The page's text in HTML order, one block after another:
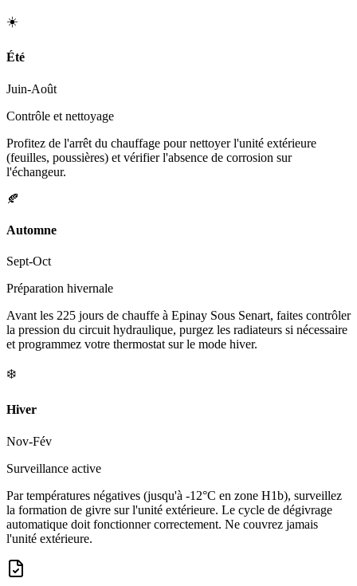
☀️
Été
Juin-Août
Contrôle et nettoyage
Profitez de l'arrêt du chauffage pour nettoyer l'unité extérieure
(feuilles, poussières) et vérifier l'absence de corrosion sur
l'échangeur.
🍂
Automne
Sept-Oct
Préparation hivernale
Avant les 225 jours de chauffe à Epinay Sous Senart, faites contrôler
la pression du circuit hydraulique, purgez les radiateurs si nécessaire
et programmez votre thermostat sur le mode hiver.
❄️
Hiver
Nov-Fév
Surveillance active
Par températures négatives (jusqu'à -12°C en zone H1b), surveillez
la formation de givre sur l'unité extérieure. Le cycle de dégivrage
automatique doit fonctionner correctement. Ne couvrez jamais
l'unité extérieure.